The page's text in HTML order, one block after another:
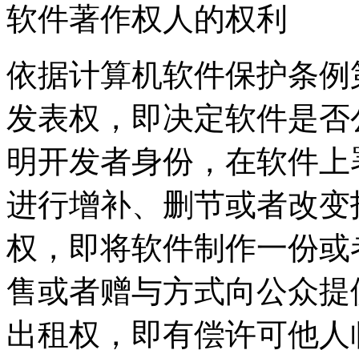
软件著作权人的权利
依据计算机软件保护条
发表权，即决定软件是
明开发者身份，在软件
进行增补、删节或者改
权，即将软件制作一份
售或者赠与方式向公众
出租权，即有偿许可他